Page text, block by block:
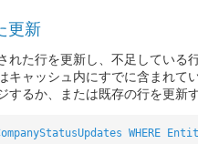
更新
れた行を更新し、不足している
ャッシュ内にすでに含まれて
るか、または既存の行を更新
CompanyStatusUpdates WHERE